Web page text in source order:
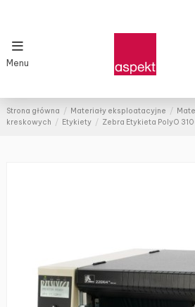
Menu
Strona główna Materiały eksploatacyjne
kreskowych
Etykiety Zebra Etykieta PolyO